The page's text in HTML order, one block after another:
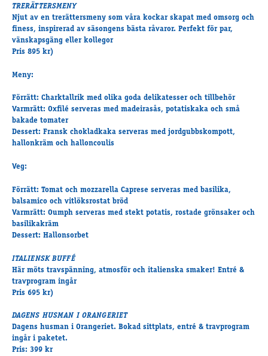
TRERÄTTERSMENY
Njut av en trerättersmeny som våra kockar skapat med omsorg och
finess, inspirerad av säsongens bästa råvaror. Perfekt för par,
vänskapsgäng eller kollegor
Pris 895 kr)
Meny:
Förrätt: Charktallrik med olika goda delikatesser och tillbehör
Varmrätt: Oxfilé serveras med madeirasås, potatiskaka och små
bakade tomater
Dessert: Fransk chokladkaka serveras med jordgubbskompott,
hallonkräm och halloncoulis
Veg:
Förrätt: Tomat och mozzarella Caprese serveras med basilika,
balsamico och vitlöksrostat bröd
Varmrätt: Oumph serveras med stekt potatis, rostade grönsaker och
basilikakräm
Dessert: Hallonsorbet
ITALIENSK BUFFÉ
Här möts travspänning, atmosför och italienska smaker! Entré &
travprogram ingår
Pris 695 kr)
DAGENS HUSMAN I ORANGERIET
Dagens husman i Orangeriet. Bokad sittplats, entré & travprogram
ingår i paketet.
Pris: 399 kr